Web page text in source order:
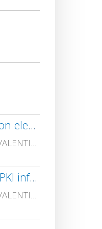
The design and implementation of an experimental model for secure management of personal data based on electronic identity card and PKI infrastructure
ALEXANDRA SUZANA, CERNIAN; ADRIANA, OLTEANU; GRIGORE, STAMATESCU; Armand-Dragos, ROPOT; Cezar, PLESCA; Mihai, TOGAN; VALENTIN, SGARCIU; Dorian, Carstoiu; DANIELA, SARU; ANA MAGDALENA, ANGHEL; ADRIAN, IOANA; MARIAN, VLADESCU
The design and validation of an experimental model for the secure and efficient medical services based on PKI infrastructures and smart-cards
ADRIANA, OLTEANU; ALEXANDRA SUZANA, CERNIAN; GRIGORE, STAMATESCU; Armand-Dragos, ROPOT; Cezar, PLESCA; Mihai, TOGAN; VALENTIN, SGARCIU; Dorian, Carstoiu; DANIELA, SARU; ANA MAGDALENA, ANGHEL; MARIAN, VLADESCU; Oana-Mihaela, ANTONIC